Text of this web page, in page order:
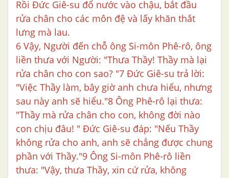
Rồi Đức Giê-su đổ nước vào chậu, bắt đầu
rửa chân cho các môn đệ và lấy khăn thắt
lưng mà lau.
6 Vậy, Người đến chỗ ông Si-môn Phê-rô, ông
liền thưa với Người: "Thưa Thầy! Thầy mà lại
rửa chân cho con sao? "7 Đức Giê-su trả lời:
"Việc Thầy làm, bây giờ anh chưa hiểu, nhưng
sau này anh sẽ hiểu."8 Ông Phê-rô lại thưa:
"Thầy mà rửa chân cho con, không đời nào
con chịu đâu! " Đức Giê-su đáp: "Nếu Thầy
không rửa cho anh, anh sẽ chẳng được chung
phần với Thầy."9 Ông Si-môn Phê-rô liền
thưa: "Vậy, thưa Thầy, xin cứ rửa, không